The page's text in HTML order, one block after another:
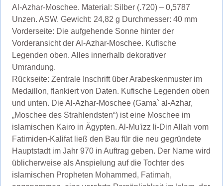
Al-Azhar-Moschee. Material: Silber (.720) – 0,5787
Unzen. ASW. Gewicht: 24,82 g Durchmesser: 40 mm
Vorderseite: Die aufgehende Sonne hinter der
Vorderansicht der Al-Azhar-Moschee. Kufische
Legenden oben. Alles innerhalb dekorativer
Umrandung.
Rückseite: Zentrale Inschrift über Arabeskenmuster im
Medaillon, flankiert von Daten. Kufische Legenden oben
und unten. Die Al-Azhar-Moschee (Gama` al-Azhar,
„Moschee des Strahlendsten“) ist eine Moschee im
islamischen Kairo in Ägypten. Al-Mu'izz li-Din Allah vom
Fatimiden-Kalifat ließ den Bau für die neu gegründete
Hauptstadt im Jahr 970 in Auftrag geben. Der Name wird
üblicherweise als Anspielung auf die Tochter des
islamischen Propheten Mohammed, Fatimah,